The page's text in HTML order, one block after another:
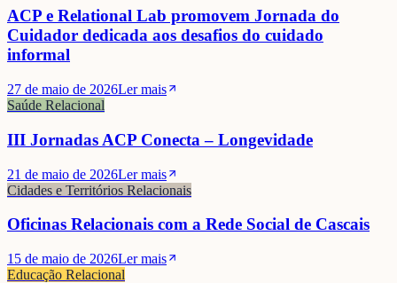
ACP e Relational Lab promovem Jornada do
Cuidador dedicada aos desafios do cuidado
informal
27 de maio de 2026Ler mais
Saúde Relacional
III Jornadas ACP Conecta – Longevidade
21 de maio de 2026Ler mais
Cidades e Territórios Relacionais
Oficinas Relacionais com a Rede Social de Cascais
15 de maio de 2026Ler mais
Educação Relacional